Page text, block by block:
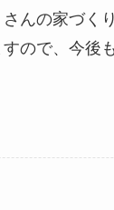
んの家づく
ので、今後